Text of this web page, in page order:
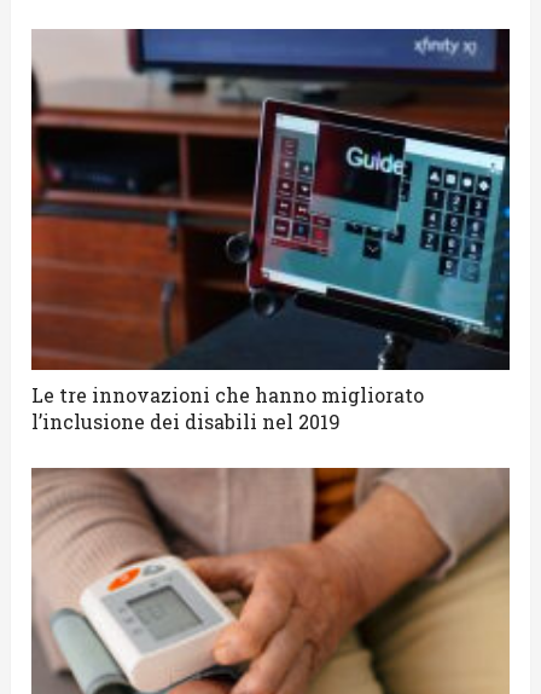
Le tre innovazioni che hanno migliorato
l’inclusione dei disabili nel 2019